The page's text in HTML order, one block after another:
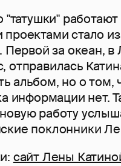
"татушки"
стало
Первой за океан, в
отправилась
альбом, но о том,
информации нет.
работу
поклонники
сайт Лены